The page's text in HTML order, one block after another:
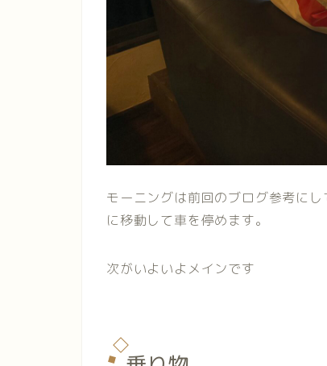
モーニングは前回のブログ参考に
に移動して車を停めます。
次がいよいよメインです